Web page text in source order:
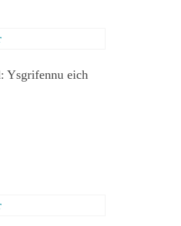
Ysgrifennu eich